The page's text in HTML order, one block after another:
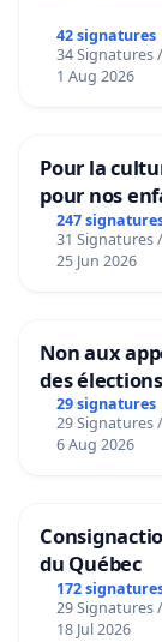
42 signatures
34 Signatures
1 Aug 2026
Pour la
pour nos
247
31 Signatures
25 Jun 2026
Non aux
des élections
29 signatures
29 Signatures
6 Aug 2026
du Québec
172
29 Signatures
18 Jul 2026